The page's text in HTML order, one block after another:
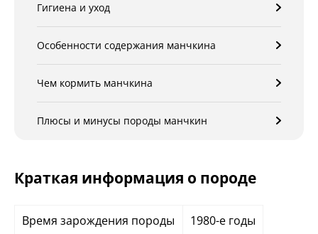
Гигиена и уход
Особенности содержания манчкина
Чем кормить манчкина
Плюсы и минусы породы манчкин
Краткая информация о породе
Время зарождения породы
1980-е годы